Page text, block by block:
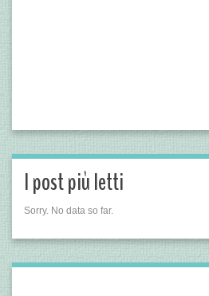
I post più letti
Sorry. No data so far.